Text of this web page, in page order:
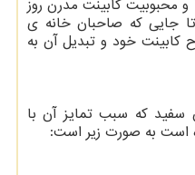
محبوبیت کابینت مدرن روز
جایی که صاحبان خانه‌ ی
کابینت خود و تبدیل آن به
سفید که سبب تمایز آن با
است به صورت زیر است: